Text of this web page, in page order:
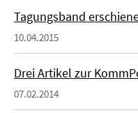
Tagungsband
10.04.2015
Drei Artikel zur
07.02.2014